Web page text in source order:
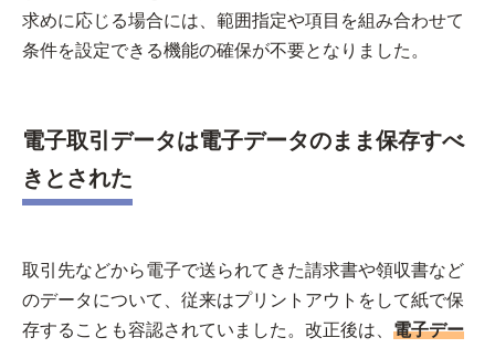
求めに応じる場合には、範囲指定や項目を組み合わせて
条件を設定できる機能の確保が不要となりました。
電子取引データは電子データのまま保存すべ
きとされた
取引先などから電子で送られてきた請求書や領収書など
のデータについて、従来はプリントアウトをして紙で保
存することも容認されていました。改正後は、 電子デー